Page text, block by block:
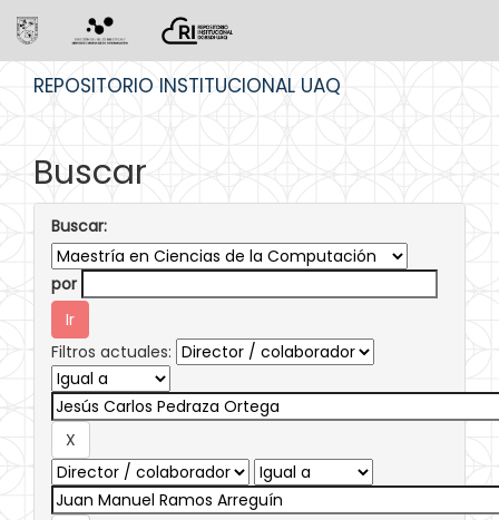
REPOSITORIO INSTITUCIONAL UAQ
Buscar
Buscar:
por
Filtros actuales: